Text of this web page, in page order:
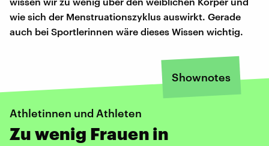
wie sich der Menstruationszyklus auswirkt. Gerade
auch bei Sportlerinnen wäre dieses Wissen wichtig.
Shownotes
Athletinnen und Athleten
Zu wenig Frauen in